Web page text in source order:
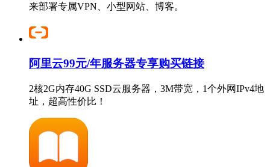
来部署专属VPN、小型网站、博客。
阿里云99元/年服务器专享购买链接
2核2G内存40G SSD云服务器，3M带宽，1个外网IPv4地
址，超高性价比！